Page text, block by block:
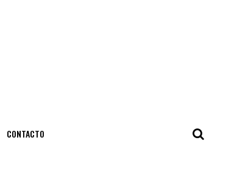
CONTACTO